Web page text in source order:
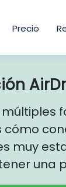
Precio
cómo
muy
una